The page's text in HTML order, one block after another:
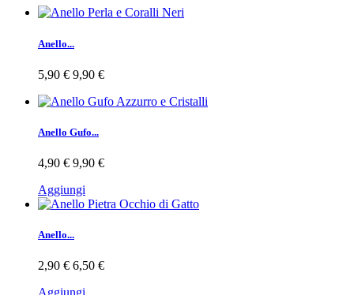
Anello...
5,90 € 9,90 €
Anello Gufo...
4,90 € 9,90 €
Aggiungi
Anello...
2,90 € 6,50 €